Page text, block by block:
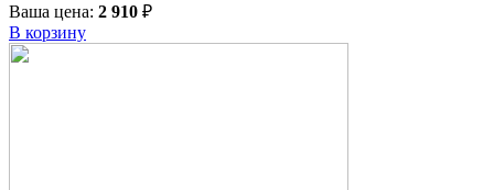
Ваша цена: 2 910 ₽
В корзину